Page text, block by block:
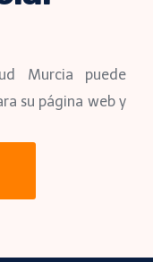
Murcia puede
su página web y